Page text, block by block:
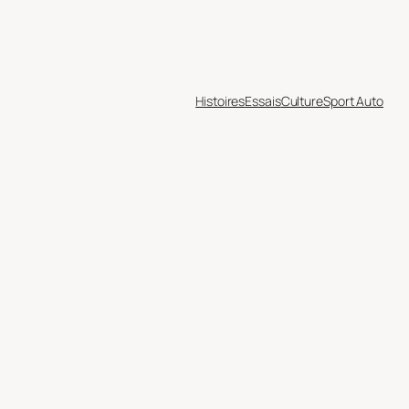
HistoiresEssaisCultureSport Auto